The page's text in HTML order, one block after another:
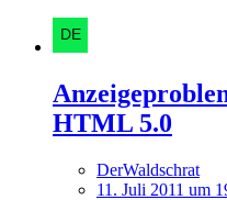
HTML 5.0
DerWaldschrat
11. Juli 2011 um